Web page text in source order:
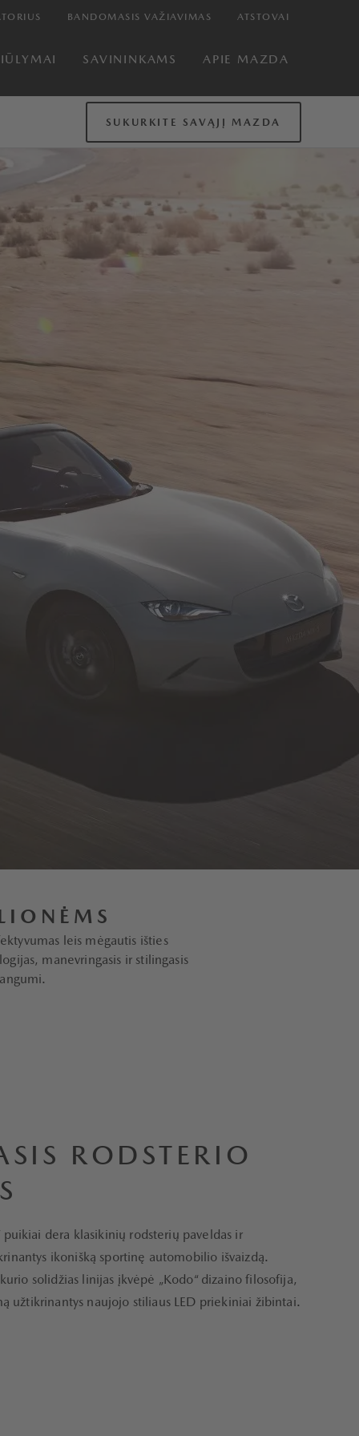
BANDOMASIS VAŽIAVIMAS ATSTOVAI
SAVININKAMS APIE MAZDA
SUKURKITE SAVĄJĮ MAZDA
leis mėgautis išties
manevringasis ir stilingasis
RODSTERIO
dera klasikinių rodsterių paveldas ir
ikonišką sportinę automobilio išvaizdą.
solidžias linijas įkvėpė „Kodo“ dizaino filosofija,
užtikrinantys naujojo stiliaus LED priekiniai žibintai.